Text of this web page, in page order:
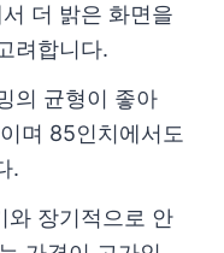
더 밝은 화면을
려합니다.
의 균형이 좋아
며 85인치에서도
.
와 장기적으로 안